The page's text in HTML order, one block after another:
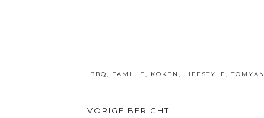
BBQ, FAMILIE , KOKEN , LIFESTYLE ,
VORIGE BERICHT